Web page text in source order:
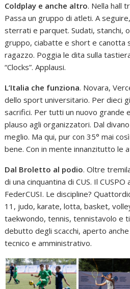
Coldplay e anche altro. Nella hall
Passa un gruppo di atleti. A
sterrati e parquet. Sudati, stanchi,
gruppo, ciabatte e short e canotta
ragazzo. Poggia le dita sulla
“Clocks”. Applausi.
L’Italia che funziona. Novara,
dello sport universitario. Per dieci
sacrifici. Per tutti un nuovo grande
plauso agli organizzatori. Dal
meglio. Ma qui, pur con 35° mai
bene. Con in mente innanzitutto le
Dal Broletto al podio. Oltre
di una cinquantina di CUS. Il
FederCUSI. Le discipline?
11, judo, karate, lotta, basket,
taekwondo, tennis, tennistavolo e
debutto degli scacchi, aperto
tecnico e amministrativo.